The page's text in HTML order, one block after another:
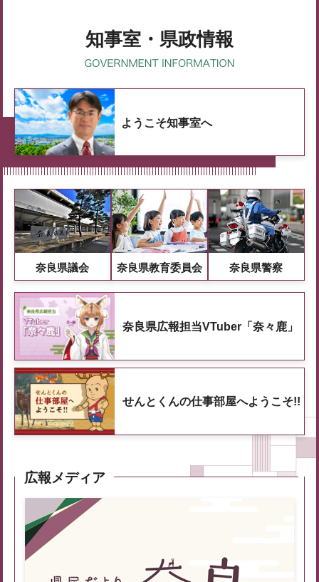
知事室・県政情報
ようこそ知事室へ
奈良県議会 奈良県教育委員会 奈良県警察
奈良県広報担当VTuber「奈々鹿」
せんとくんの仕事部屋へようこそ!!
広報メディア